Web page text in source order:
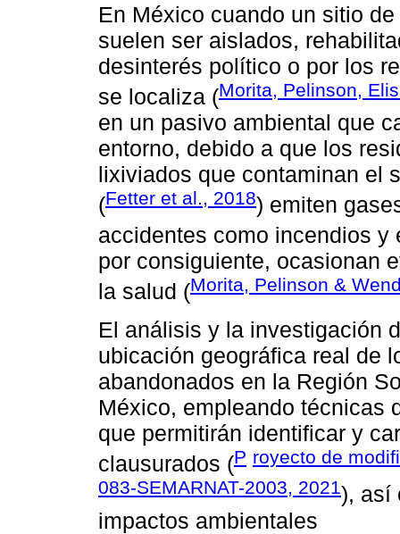
En México cuando un sitio
suelen ser aislados,
desinterés político o por los
se localiza (Morita, Pelinson,
en un pasivo ambiental que
entorno, debido a que los
lixiviados que contaminan el
(Fetter et al., 2018) emiten
accidentes como incendios y
por consiguiente, ocasionan
la salud (Morita, Pelinson &
El análisis y la investigación
ubicación geográfica real de
abandonados en la Región
México, empleando técnicas
que permitirán identificar y
clausurados (P royecto de
083-SEMARNAT-2003, 2021), así
impactos ambientales